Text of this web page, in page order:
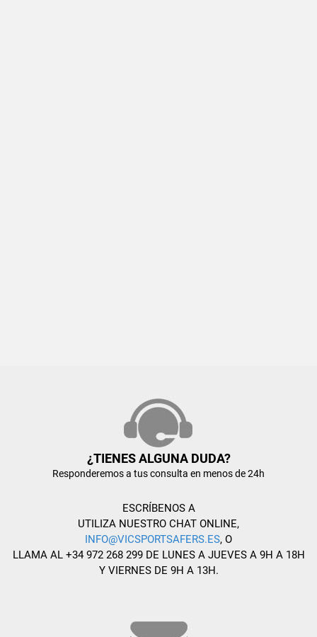
¿TIENES ALGUNA DUDA?
Responderemos a tus consulta en menos de 24h
ESCRÍBENOS A
UTILIZA NUESTRO CHAT ONLINE,
INFO@VICSPORTSAFERS.ES, O
LLAMA AL +34 972 268 299 DE LUNES A JUEVES A 9H A 18H
Y VIERNES DE 9H A 13H.